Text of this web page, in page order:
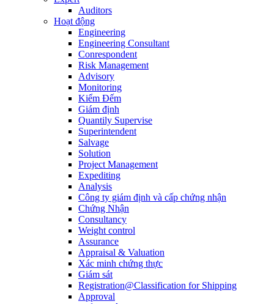
Auditors
Hoạt động
Engineering
Engineering Consultant
Conrespondent
Risk Management
Advisory
Monitoring
Kiểm Đếm
Giám định
Quantily Supervise
Superintendent
Salvage
Solution
Project Management
Expediting
Analysis
Công ty giám định và cấp chứng nhận
Chứng Nhận
Consultancy
Weight control
Assurance
Appraisal & Valuation
Xác minh chứng thực
Giám sát
Registration@Classification for Shipping
Approval